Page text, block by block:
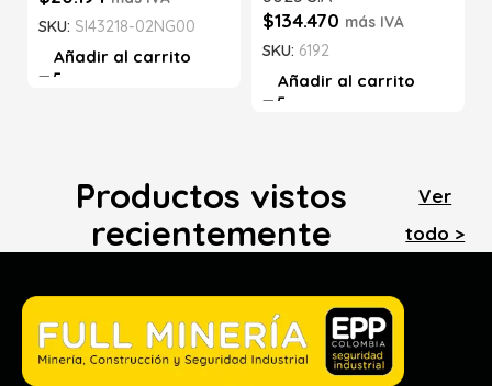
SKU: SI43218-02NG00
Añadir al carrito
$134.470 más IVA
SKU: 6192
Añadir al carrito
Productos vistos
recientemente
Ver
todo >